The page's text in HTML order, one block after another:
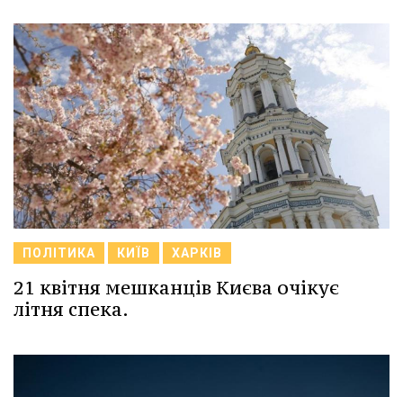
ПОЛІТИКА КИЇВ ХАРКІВ
21 квітня мешканців Києва очікує
літня спека.